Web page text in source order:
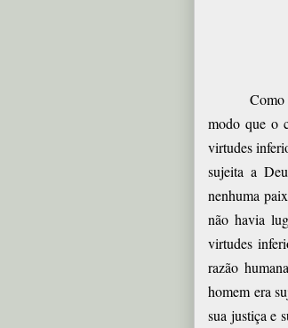
modo que o
virtudes
sujeita a
nenhuma
não havia
virtudes
razão
homem era
sua justiça e